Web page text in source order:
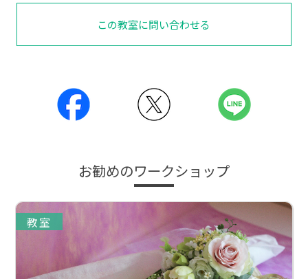
この教室に問い合わせる
お勧めのワークショップ
教室